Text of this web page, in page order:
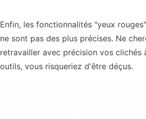
Enfin, les fonctionnalités "yeux
ne sont pas des plus précises. Ne
retravailler avec précision vos clichés
outils, vous risqueriez d'être déçus.